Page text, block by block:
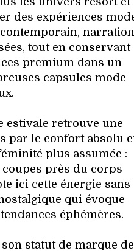
des expériences
narration
tout en conservant
premium dans un
capsules mode
estivale retrouve une
par le confort absolu
plus assumée :
près du corps
ici cette énergie sans
qui évoque
éphémères.
statut de marque de